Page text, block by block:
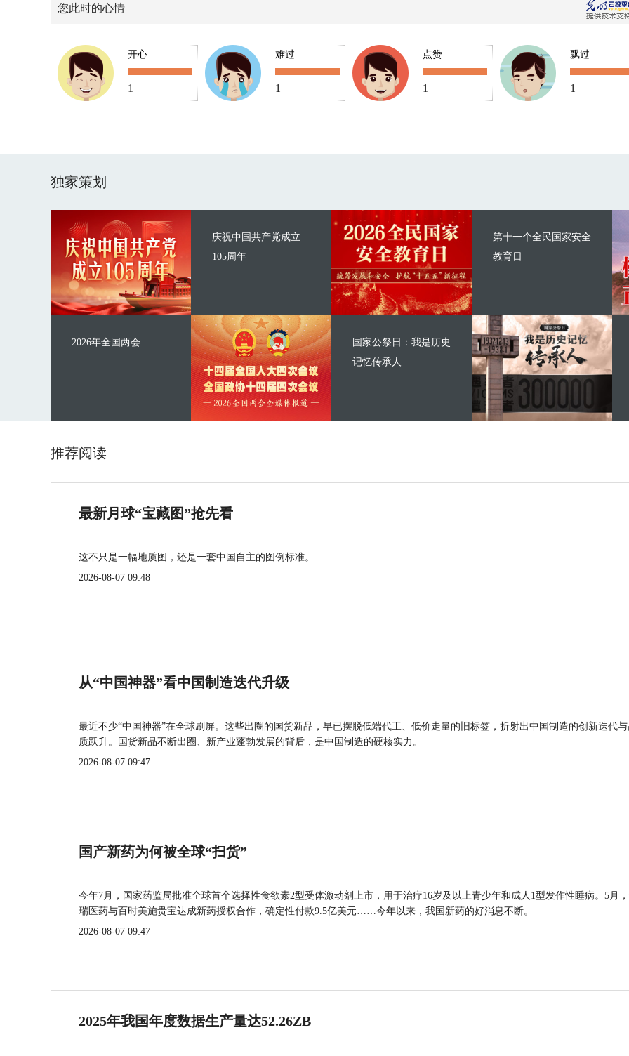
您此时的心情
开心
1
难过
1
点赞
1
飘过
1
独家策划
庆祝中国共产党成立
105周年
2026年全国两会
第十一个全民国家安全
教育日
国家公祭日：我是历史
记忆传承人
推荐阅读
最新月球“宝藏图”抢先看
这不只是一幅地质图，还是一套中国自主的图例标准。
2026-08-07 09:48
从“中国神器”看中国制造迭代升级
最近不少“中国神器”在全球刷屏。这些出圈的国货新品，早已摆脱低端代工、低价走量的旧标签，折射出中国制造的创新迭代
质跃升。国货新品不断出圈、新产业蓬勃发展的背后，是中国制造的硬核实力。
2026-08-07 09:47
国产新药为何被全球“扫货”
今年7月，国家药监局批准全球首个选择性食欲素2型受体激动剂上市，用于治疗16岁及以上青少年和成人1型发作性睡病。5月
瑞医药与百时美施贵宝达成新药授权合作，确定性付款9.5亿美元……今年以来，我国新药的好消息不断。
2026-08-07 09:47
2025年我国年度数据生产量达52.26ZB